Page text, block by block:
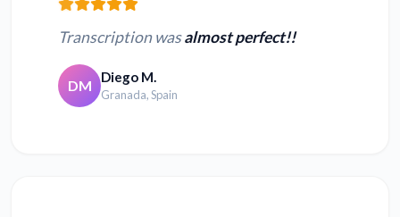
Transcription wasalmost perfect!!
DM Diego M.
Granada, Spain